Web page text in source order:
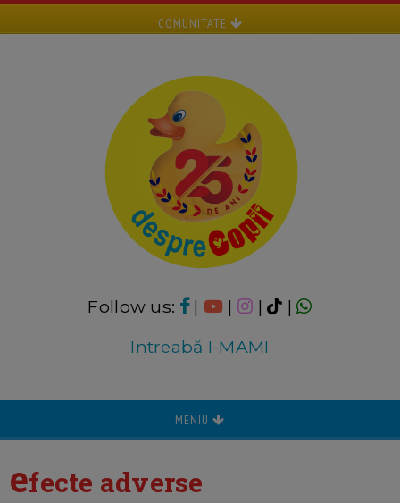
COMUNITATE
Follow us: | | |
|
Intreabă I-MAMI
MENIU
efecte adverse